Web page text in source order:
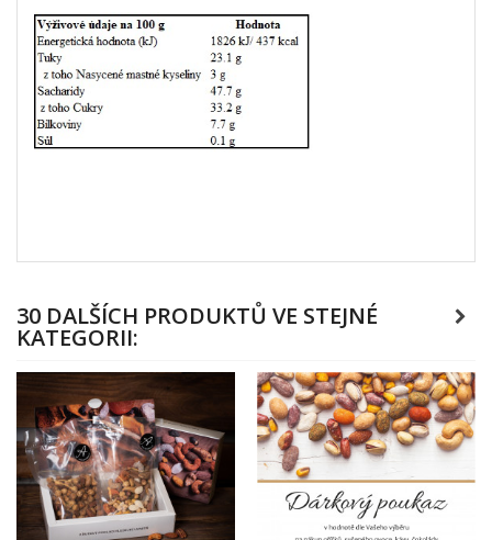
30 DALŠÍCH PRODUKTŮ VE STEJNÉ
KATEGORII: